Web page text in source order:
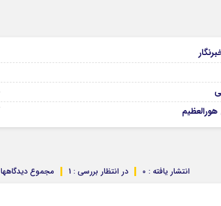
مجموع دیدگاهها در انتظار بررسی : 1 انتشار یافته : 0